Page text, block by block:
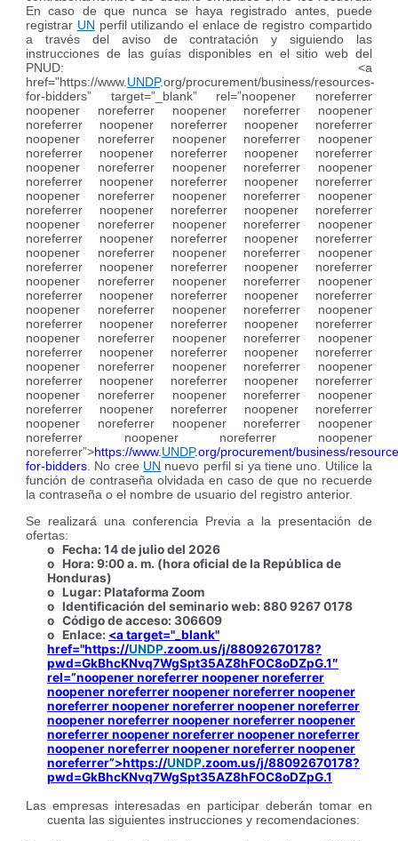
En caso de que nunca se haya registrado antes, puede
registrar UN perfil utilizando el enlace de registro compartido
a través del aviso de contratación y siguiendo las
instrucciones de las guías disponibles en el sitio web del
PNUD: <a
href="https://www.UNDP.org/procurement/business/resources-
for-bidders” target=”_blank” rel=”noopener noreferrer
noopener noreferrer noopener noreferrer noopener
noreferrer noopener noreferrer noopener noreferrer
noopener noreferrer noopener noreferrer noopener
noreferrer noopener noreferrer noopener noreferrer
noopener noreferrer noopener noreferrer noopener
noreferrer noopener noreferrer noopener noreferrer
noopener noreferrer noopener noreferrer noopener
noreferrer noopener noreferrer noopener noreferrer
noopener noreferrer noopener noreferrer noopener
noreferrer noopener noreferrer noopener noreferrer
noopener noreferrer noopener noreferrer noopener
noreferrer noopener noreferrer noopener noreferrer
noopener noreferrer noopener noreferrer noopener
noreferrer noopener noreferrer noopener noreferrer
noopener noreferrer noopener noreferrer noopener
noreferrer noopener noreferrer noopener noreferrer
noopener noreferrer noopener noreferrer noopener
noreferrer noopener noreferrer noopener noreferrer
noopener noreferrer noopener noreferrer noopener
noreferrer noopener noreferrer noopener noreferrer
noopener noreferrer noopener noreferrer noopener
noreferrer noopener noreferrer noopener noreferrer
noopener noreferrer noopener noreferrer noopener
noreferrer noopener noreferrer noopener
noreferrer”>https://www.UNDP.org/procurement/business/
for-bidders. No cree UN nuevo perfil si ya tiene uno. Utilice la
función de contraseña olvidada en caso de que no recuerde
la contraseña o el nombre de usuario del registro anterior.
Se realizará una conferencia Previa a la presentación de
ofertas:
o Fecha: 14 de julio del 2026
o Hora: 9:00 a. m. (hora oficial de la República de
Honduras)
o Lugar: Plataforma Zoom
o Identificación del seminario web: 880 9267 0178
o Código de acceso: 306609
o Enlace: <a target="_blank"
href="https://UNDP.zoom.us/j/88092670178?
pwd=GkBhcKNvq7WgSpt35AZ8hFOC8oDZpG.1″
rel=”noopener noreferrer noopener noreferrer
noopener noreferrer noopener noreferrer noopener
noreferrer noopener noreferrer noopener noreferrer
noopener noreferrer noopener noreferrer noopener
noreferrer noopener noreferrer noopener noreferrer
noopener noreferrer noopener noreferrer noopener
noreferrer”>https://UNDP.zoom.us/j/88092670178?
pwd=GkBhcKNvq7WgSpt35AZ8hFOC8oDZpG.1
Las empresas interesadas en participar deberán tomar en
cuenta las siguientes instrucciones y recomendaciones: